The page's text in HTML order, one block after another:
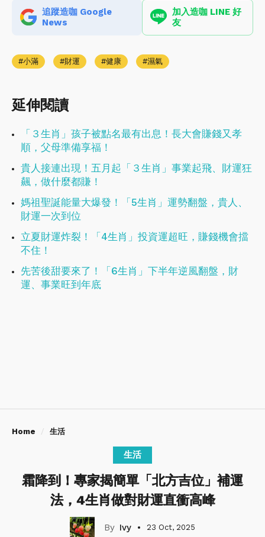
追蹤造咖 Google
News
加入造咖 LINE 好
友
小滿 財運 健康 濕氣
延伸閱讀
「３生肖」孩子被點名最有出息！長大會賺錢又孝
順，父母準備享福！
貴人接連出現！五月起「３生肖」事業起飛、財運狂
飆，做什麼都賺！
媽祖聖誕能量大爆發！「5生肖」運勢翻盤，貴人、
財運一次到位
立夏財運炸裂！「4生肖」投資運超旺，賺錢機會擋
不住！
先苦後甜要來了！「6生肖」下半年逆風翻盤，財
運、事業旺到年底
Home 生活
生活
霜降到！專家揭簡單「北方吉位」補運
法，4生肖做對財運直衝高峰
Ivy 23 Oct, 2025